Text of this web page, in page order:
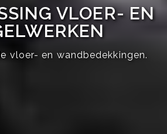
VLOER- EN
vloer- en wandbedekkingen.